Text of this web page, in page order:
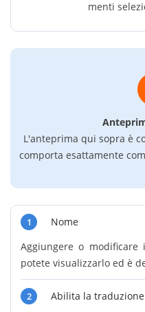
menti
L'anteprima qui sopra è
comporta esattamente
1
Nome
Aggiungere o
potete visualizzarlo ed è
2
Abilita la traduzione